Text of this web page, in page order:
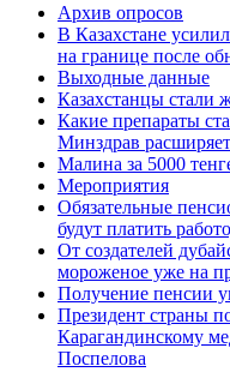
Архив опросов
В Казахстане
на границе после
Выходные данные
Казахстанцы стали
Какие препараты
Минздрав
Малина за 5000
Мероприятия
Обязательные
будут платить
От создателей
мороженое уже на
Получение пенсии
Президент страны
Карагандинскому
Поспелова